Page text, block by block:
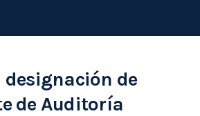
designación de
de Auditoría